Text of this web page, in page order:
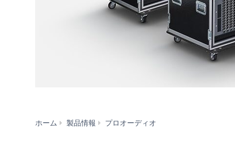
ホーム 製品情報 プロオーディオ